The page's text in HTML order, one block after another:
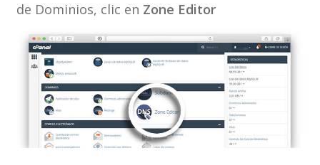
de Dominios, clic en Zone Editor